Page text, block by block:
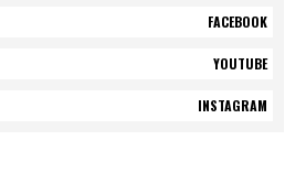
FACEBOOK
YOUTUBE
INSTAGRAM